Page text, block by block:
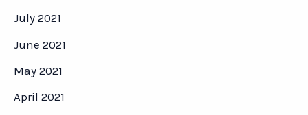
July 2021
June 2021
May 2021
April 2021